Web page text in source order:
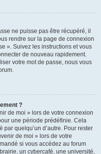
ne puisse pas être récupéré, il
rendre sur la page de connexion
». Suivez les instructions et vous
de nouveau rapidement.
votre mot de passe, nous vous
?
de moi » lors de votre connexion
une période prédéfinie. Cela
par quelqu’un d’autre. Pour rester
de moi » lors de votre
si vous accédez au forum
un cybercafé, une université,